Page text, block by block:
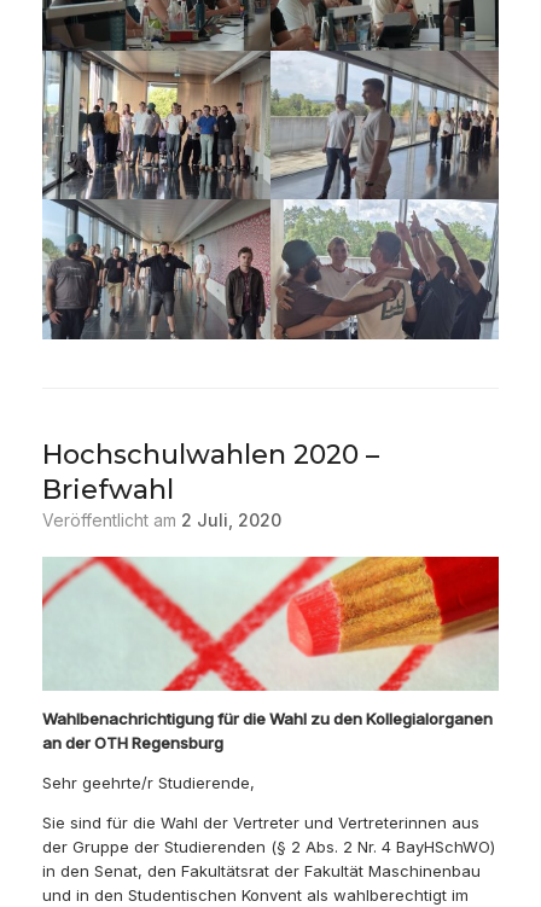
Hochschulwahlen 2020 –
Briefwahl
Veröffentlicht am 2 Juli, 2020
Wahlbenachrichtigung für die Wahl zu den Kollegialorganen
an der OTH Regensburg
Sehr geehrte/r Studierende,
Sie sind für die Wahl der Vertreter und Vertreterinnen aus
der Gruppe der Studierenden (§ 2 Abs. 2 Nr. 4 BayHSchWO)
in den Senat, den Fakultätsrat der Fakultät Maschinenbau
und in den Studentischen Konvent als wahlberechtigt im